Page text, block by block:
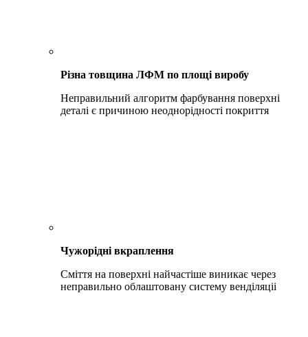
Різна товщина ЛФМ по площі виробу
Неправильний алгоритм фарбування поверхні
деталі є причиною неоднорідності покриття
Чужорідні вкраплення
Сміття на поверхні найчастіше виникає через
неправильно облаштовану систему венділяціі